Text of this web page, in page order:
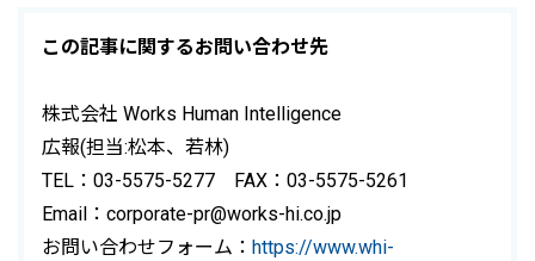
この記事に関するお問い合わせ先
株式会社 Works Human Intelligence
広報(担当:松本、若林)
TEL：03-5575-5277 FAX：03-5575-5261
Email：corporate-pr@works-hi.co.jp
お問い合わせフォーム： https://www.whi-